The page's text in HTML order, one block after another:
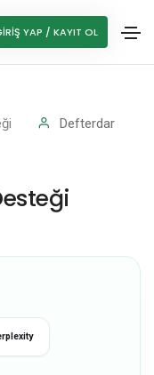
YAP / KAYIT OL
Defterdar